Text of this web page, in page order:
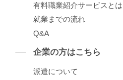
有料職業紹介サービスとは
就業までの流れ
Q&A
企業の⽅はこちら
派遣について